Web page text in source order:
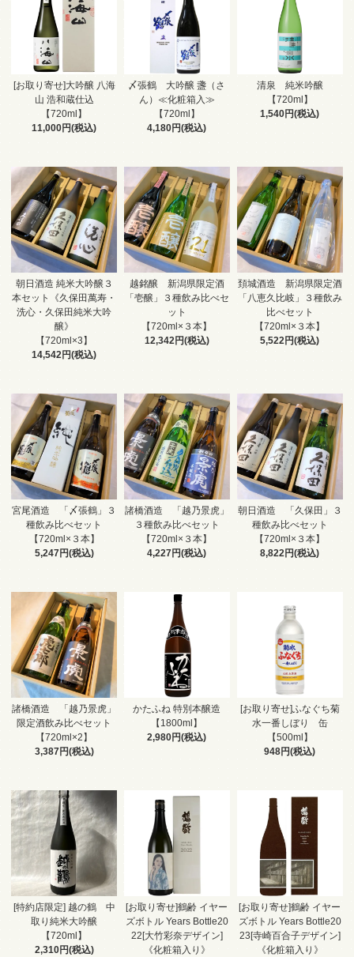
[お取り寄せ]大吟醸 八海
山 浩和蔵仕込
【720ml】
11,000円(税込)
〆張鶴 大吟醸 盞（さ
ん）≪化粧箱入≫
【720ml】
4,180円(税込)
清泉 純米吟醸
【720ml】
1,540円(税込)
朝日酒造 純米大吟醸３
本セット《久保田萬寿・
洗心・久保田純米大吟
醸》
【720ml×3】
14,542円(税込)
越銘醸 新潟県限定酒
「壱醸」３種飲み比べセ
ット
【720ml×３本】
12,342円(税込)
頚城酒造 新潟県限定酒
「八恵久比岐」３種飲み
比べセット
【720ml×３本】
5,522円(税込)
宮尾酒造 「〆張鶴」３
種飲み比べセット
【720ml×３本】
5,247円(税込)
諸橋酒造 「越乃景虎」
３種飲み比べセット
【720ml×３本】
4,227円(税込)
朝日酒造 「久保田」３
種飲み比べセット
【720ml×３本】
8,822円(税込)
諸橋酒造 「越乃景虎」
限定酒飲み比べセット
【720ml×2】
3,387円(税込)
かたふね 特別本醸造
【1800ml】
2,980円(税込)
[お取り寄せ]ふなぐち菊
水一番しぼり 缶
【500ml】
948円(税込)
[特約店限定] 越の鶴 中
取り純米大吟醸
【720ml】
2,310円(税込)
[お取り寄せ]鶴齢 イヤー
ズボトル Years Bottle20
22[大竹彩奈デザイン]
《化粧箱入り》
[お取り寄せ]鶴齢 イヤー
ズボトル Years Bottle20
23[寺崎百合子デザイン]
《化粧箱入り》